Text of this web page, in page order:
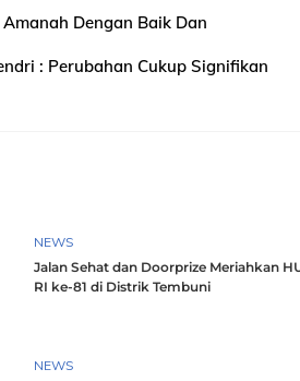
Dengan Baik Dan
: Perubahan Cukup Signifikan
NEWS
Jalan Sehat dan Doorprize Meriahkan
RI ke-81 di Distrik Tembuni
NEWS